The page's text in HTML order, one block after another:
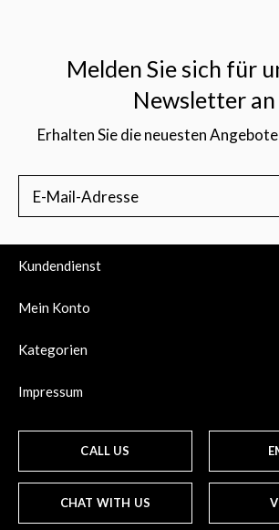
Melden Sie sich für
Newsletter an
Erhalten Sie die neuesten
Kundendienst
Mein Konto
Kategorien
Impressum
CALL US
CHAT WITH US